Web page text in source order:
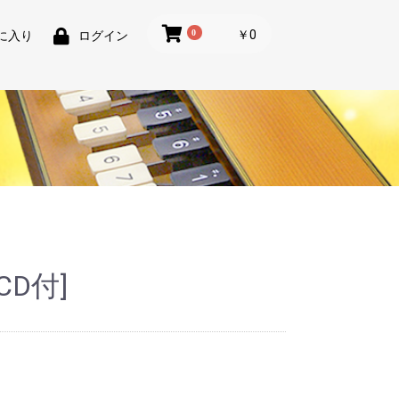
入り ログイン 0 ￥0
付]